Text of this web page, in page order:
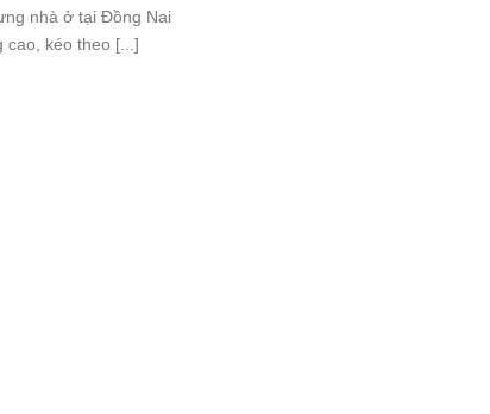
nhà ở tại Đồng Nai
cao, kéo theo [...]